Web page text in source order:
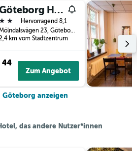
Göteborg Hostel
2 SterneHervorragend 8,1
Mölndalsvägen 23, Göteborg, Västra Götalands län, Schweden
km vom Stadtzentrum
44
Zum Angebot
Göteborg anzeigen
das andere Nutzer*innen